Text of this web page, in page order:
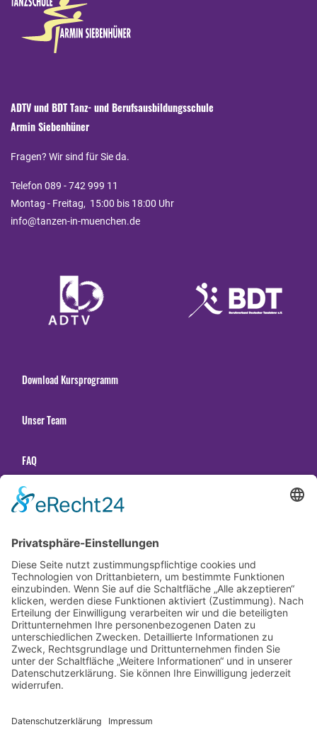
ADTV und BDT Tanz- und Berufsausbildungsschule
Armin Siebenhüner
Fragen? Wir sind für Sie da.
Telefon 089 - 742 999 11
Montag - Freitag, 15:00 bis 18:00 Uhr
info@tanzen-in-muenchen.de
Download Kursprogramm
Unser Team
FAQ
Unsere Tanzschulen
Gender Hinweis
Newsletter abonnieren